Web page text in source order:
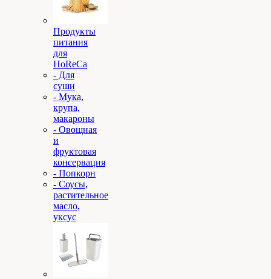
Продукты
питания
для
HoReCa
- Для
суши
- Мука,
крупа,
макароны
- Овощная
и
фруктовая
консервация
- Попкорн
- Соусы,
растительное
масло,
уксус